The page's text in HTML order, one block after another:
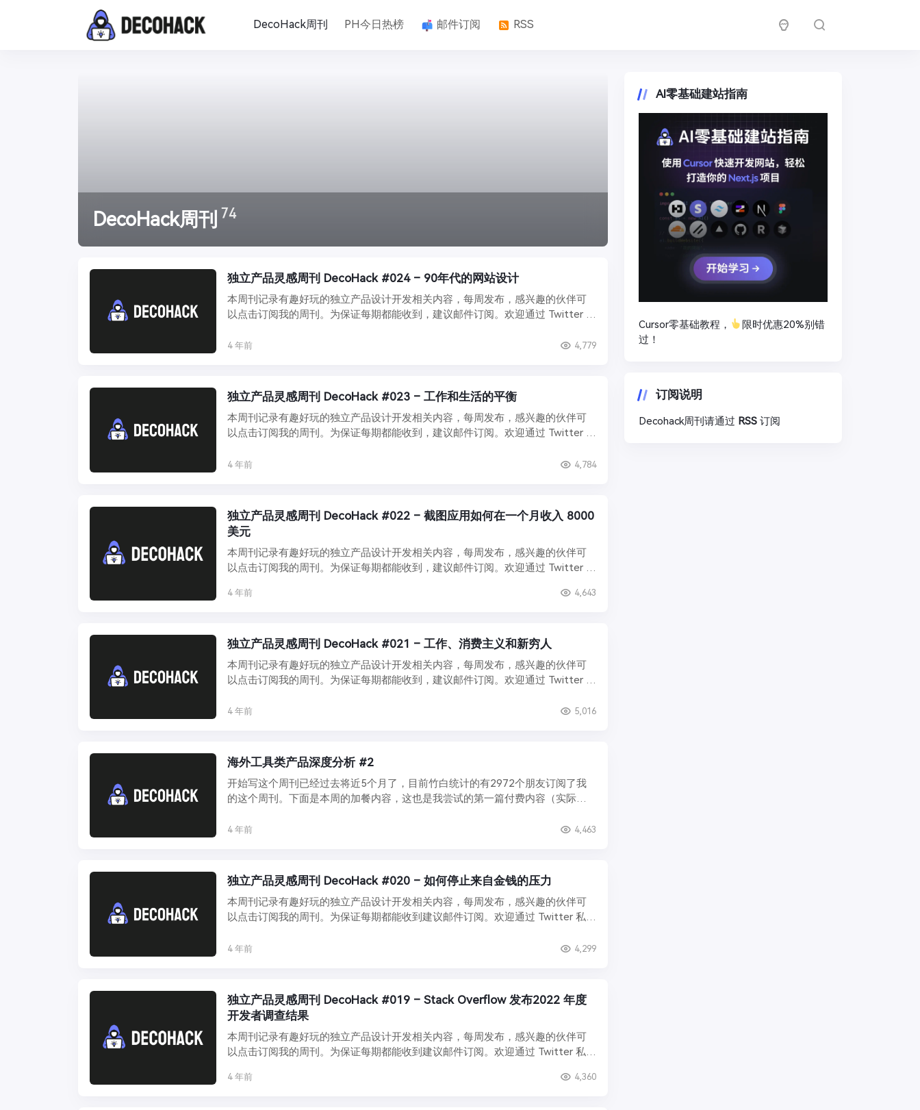
DecoHack周刊 PH今日热榜 邮件订阅 RSS
DecoHack周刊 74
独立产品灵感周刊 DecoHack #024 – 90年代的网站设计
本周刊记录有趣好玩的独立产品设计开发相关内容，每周发布，感兴趣的伙伴可
以点击订阅我的周刊。为保证每期都能收到，建议邮件订阅。欢迎通过 Twitter 私
4 年前 4,779
独立产品灵感周刊 DecoHack #023 – 工作和生活的平衡
本周刊记录有趣好玩的独立产品设计开发相关内容，每周发布，感兴趣的伙伴可
以点击订阅我的周刊。为保证每期都能收到，建议邮件订阅。欢迎通过 Twitter 私
4 年前 4,784
独立产品灵感周刊 DecoHack #022 – 截图应用如何在一个月收入 8000
美元
本周刊记录有趣好玩的独立产品设计开发相关内容，每周发布，感兴趣的伙伴可
以点击订阅我的周刊。为保证每期都能收到，建议邮件订阅。欢迎通过 Twitter 私
4 年前 4,643
独立产品灵感周刊 DecoHack #021 – 工作、消费主义和新穷人
本周刊记录有趣好玩的独立产品设计开发相关内容，每周发布，感兴趣的伙伴可
以点击订阅我的周刊。为保证每期都能收到，建议邮件订阅。欢迎通过 Twitter 私
4 年前 5,016
海外工具类产品深度分析 #2
开始写这个周刊已经过去将近5个月了，目前竹白统计的有2972个朋友订阅了我
的这个周刊。下面是本周的加餐内容，这也是我尝试的第一篇付费内容（实际上
4 年前 4,463
独立产品灵感周刊 DecoHack #020 – 如何停止来自金钱的压力
本周刊记录有趣好玩的独立产品设计开发相关内容，每周发布，感兴趣的伙伴可
以点击订阅我的周刊。为保证每期都能收到建议邮件订阅。欢迎通过 Twitter 私信
4 年前 4,299
独立产品灵感周刊 DecoHack #019 – Stack Overflow 发布2022 年度
开发者调查结果
本周刊记录有趣好玩的独立产品设计开发相关内容，每周发布，感兴趣的伙伴可
以点击订阅我的周刊。为保证每期都能收到建议邮件订阅。欢迎通过 Twitter 私信
4 年前 4,360
AI零基础建站指南
Cursor零基础教程，
限时优惠20%别错
过！
订阅说明
Decohack周刊请通过 RSS 订阅